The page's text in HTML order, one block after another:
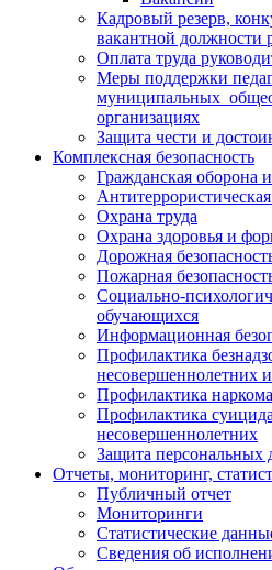
Кадровый резерв,
вакантной должности
Оплата труда
Меры поддержки
муниципальных
организациях
Защита чести и
Комплексная безопасность
Гражданская оборона
Охрана труда
Охрана здоровья и
Дорожная
Пожарная
Социально-
обучающихся
Информационная
Профилактика
несовершеннолетних
Профилактика
Профилактика
несовершеннолетних
Защита персональных
Отчеты, мониторинг,
Публичный отчет
Мониторинги
Статистические
Сведения об